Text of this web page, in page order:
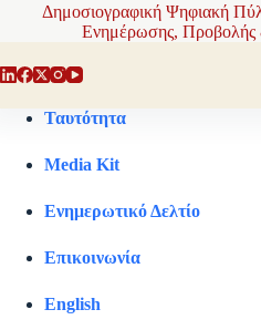
Δημοσιογραφική Ψηφιακή
Ενημέρωσης, Προβολής
Ταυτότητα
Media Kit
Ενημερωτικό Δελτίο
Επικοινωνία
English